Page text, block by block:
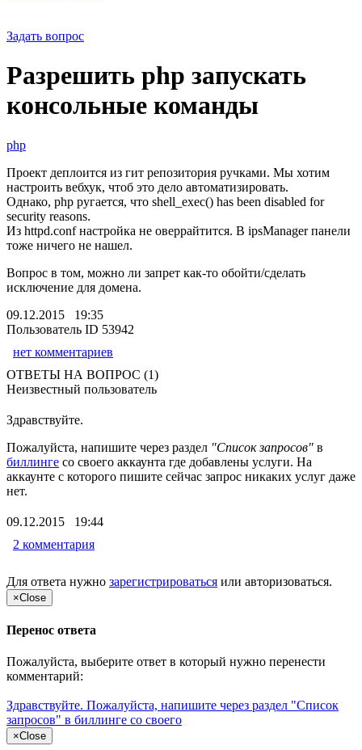
Задать вопрос
Разрешить php запускать
консольные команды
php
Проект деплоится из гит репозитория ручками. Мы хотим
настроить вебхук, чтоб это дело автоматизировать.
Однако, php ругается, что shell_exec() has been disabled for
security reasons.
Из httpd.conf настройка не оверрайтится. В ipsManager панели
тоже ничего не нашел.
Вопрос в том, можно ли запрет как-то обойти/сделать
исключение для домена.
09.12.2015 19:35
Пользователь ID 53942
нет комментариев
ОТВЕТЫ НА ВОПРОС (1)
Неизвестный пользователь
Здравствуйте.
Пожалуйста, напишите через раздел "Список запросов" в
биллинге со своего аккаунта где добавлены услуги. На
аккаунте с которого пишите сейчас запрос никаких услуг даже
нет.
09.12.2015 19:44
2 комментария
Для ответа нужно зарегистрироваться или авторизоваться.
×Close
Перенос ответа
Пожалуйста, выберите ответ в который нужно перенести
комментарий:
Здравствуйте. Пожалуйста, напишите через раздел "Список
запросов" в биллинге со своего
×Close